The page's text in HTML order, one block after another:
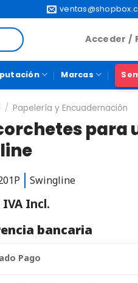
Acceder /
Marcas
/ Papelería y Encuadernación
para
Swingline
IVA Incl.
bancaria
Pago